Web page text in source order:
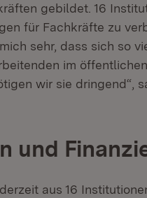
gebildet. 16
für Fachkräfte zu
sehr, dass sich so
im
wir sie dringend“,
und
aus 16